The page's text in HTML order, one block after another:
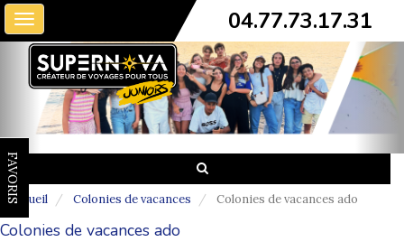
Toggle
navigation
04.77.73.17.31
FAVORIS
Accueil Colonies de vacances Colonies de vacances ado
Colonies de vacances ado